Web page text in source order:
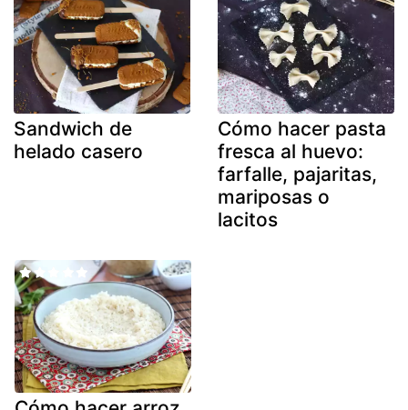
Sandwich de
helado casero
Cómo hacer pasta
fresca al huevo:
farfalle, pajaritas,
mariposas o
lacitos